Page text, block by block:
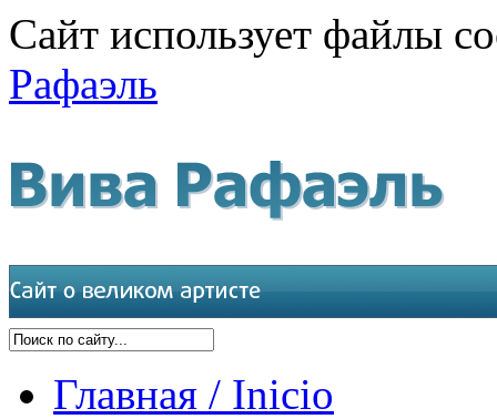
Сайт использует файлы
Рафаэль
Главная / Inicio